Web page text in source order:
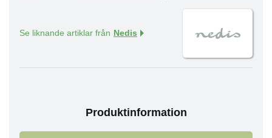
Se liknande artiklar från Nedis
Produktinformation